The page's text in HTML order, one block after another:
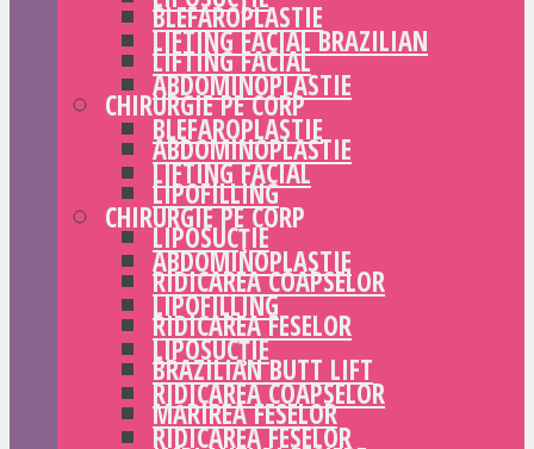
BLEFAROPLASTIE
LIFTING FACIAL
CHIRURGIE PE CORP
ABDOMINOPLASTIE
LIPOFILLING
LIPOSUCȚIE
RIDICAREA COAPSELOR
RIDICAREA FESELOR
BRAZILIAN BUTT LIFT
MĂRIREA FESELOR
LIFTING FACIAL BRAZILIAN
ABDOMINOPLASTIE
BLEFAROPLASTIE
LIFTING FACIAL
CHIRURGIE PE CORP
ABDOMINOPLASTIE
LIPOFILLING
LIPOSUCȚIE
RIDICAREA COAPSELOR
RIDICAREA FESELOR